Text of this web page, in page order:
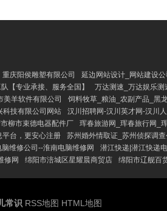
重庆阳侯雕塑有限公司
延边网站设计_网站建设
【专业承接、服务全国】
万达测速_万达娱乐测
美羊软件有限公司
饲料牧草_粮油_农副产品_黑
科技有限公司网站 汉川招聘网-汉川英才网-汉川
市柳市束德电器配件厂 珲春旅游网_珲春旅行网_
台，更安心注册 苏州婚外情取证_苏州侦探调查
维修公司--淮南电脑维修网
潜江快递|潜江快递
修网
绵阳市涪城区星耀晨商贸店 绵阳市辽舰百
常识 RSS地图 HTML地图